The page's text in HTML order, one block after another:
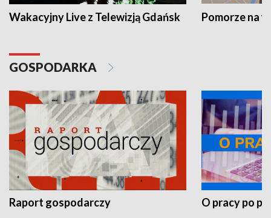
Wakacyjny Live z Telewizją Gdańsk Pomorze na
GOSPODARKA
Raport gospodarczy O pracy po